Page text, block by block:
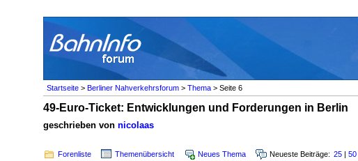
Startseite > Berliner Nahverkehrsforum > Thema > Seite 6
49-Euro-Ticket: Entwicklungen und Forderungen in Berlin
geschrieben von nicolaas
Forenliste Themenübersicht Neues Thema Neueste Beiträge: 25 | 50